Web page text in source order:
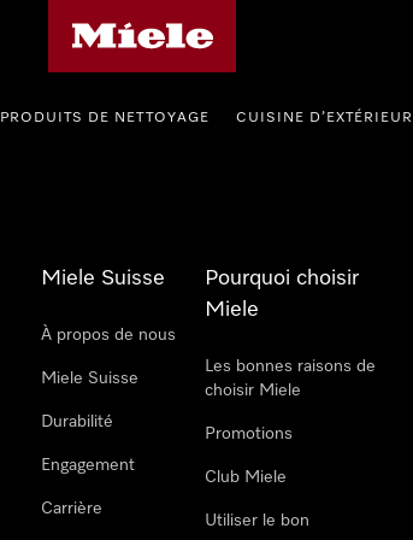
PRODUITS DE NETTOYAGE CUISINE D’EXTÉRIEUR
Miele Suisse
À propos de nous
Miele Suisse
Durabilité
Engagement
Carrière
Pourquoi choisir
Miele
Les bonnes raisons de
choisir Miele
Promotions
Club Miele
Utiliser le bon